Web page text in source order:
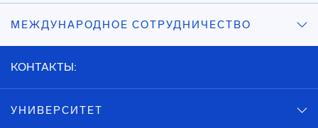
МЕЖДУНАРОДНОЕ СОТРУДНИЧЕСТВО
КОНТАКТЫ:
УНИВЕРСИТЕТ